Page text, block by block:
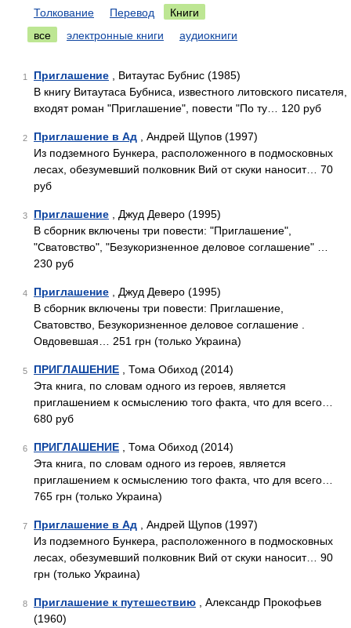
Толкование Перевод
Книги
все
электронные книги аудиокниги
1 Приглашение , Витаутас Бубнис (1985)
В книгу Витаутаса Бубниса, известного литовского писателя,
входят роман "Приглашение", повести "По ту… 120 руб
2 Приглашение в Ад , Андрей Щупов (1997)
Из подземного Бункера, расположенного в подмосковных
лесах, обезумевший полковник Вий от скуки наносит… 70
руб
3 Приглашение , Джуд Деверо (1995)
В сборник включены три повести: "Приглашение",
"Сватовство", "Безукоризненное деловое соглашение" …
230 руб
4 Приглашение , Джуд Деверо (1995)
В сборник включены три повести: Приглашение,
Сватовство, Безукоризненное деловое соглашение .
Овдовевшая… 251 грн (только Украина)
5 ПРИГЛАШЕНИЕ , Тома Обиход (2014)
Эта книга, по словам одного из героев, является
приглашением к осмыслению того факта, что для всего…
680 руб
6 ПРИГЛАШЕНИЕ , Тома Обиход (2014)
Эта книга, по словам одного из героев, является
приглашением к осмыслению того факта, что для всего…
765 грн (только Украина)
7 Приглашение в Ад , Андрей Щупов (1997)
Из подземного Бункера, расположенного в подмосковных
лесах, обезумевший полковник Вий от скуки наносит… 90
грн (только Украина)
8 Приглашение к путешествию , Александр Прокофьев
(1960)